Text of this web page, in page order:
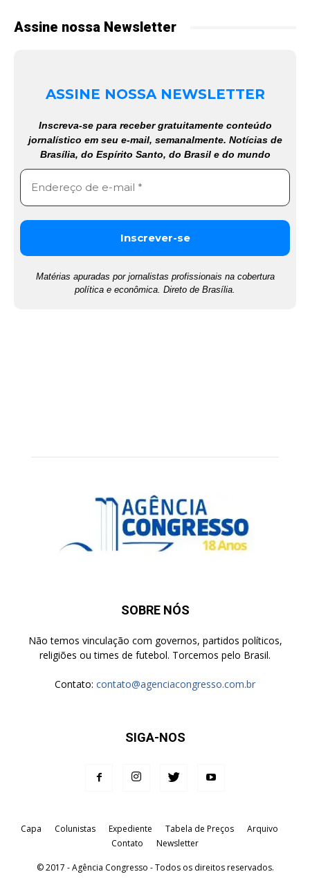
Assine nossa Newsletter
ASSINE NOSSA NEWSLETTER
Inscreva-se para receber gratuitamente conteúdo
jornalístico em seu e-mail, semanalmente. Notícias de
Brasília, do Espírito Santo, do Brasil e do mundo
Matérias apuradas por jornalistas profissionais na cobertura
política e econômica. Direto de Brasília.
SOBRE NÓS
Não temos vinculação com governos, partidos políticos,
religiões ou times de futebol. Torcemos pelo Brasil.
Contato: contato@agenciacongresso.com.br
SIGA-NOS
Capa Colunistas Expediente Tabela de Preços
Arquivo
Contato
Newsletter
© 2017 - Agência Congresso - Todos os direitos reservados.